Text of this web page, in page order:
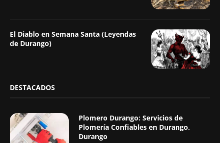
El Diablo en Semana Santa (Leyendas
de Durango)
DESTACADOS
Plomero Durango: Servicios de
Plomería Confiables en Durango,
Durango